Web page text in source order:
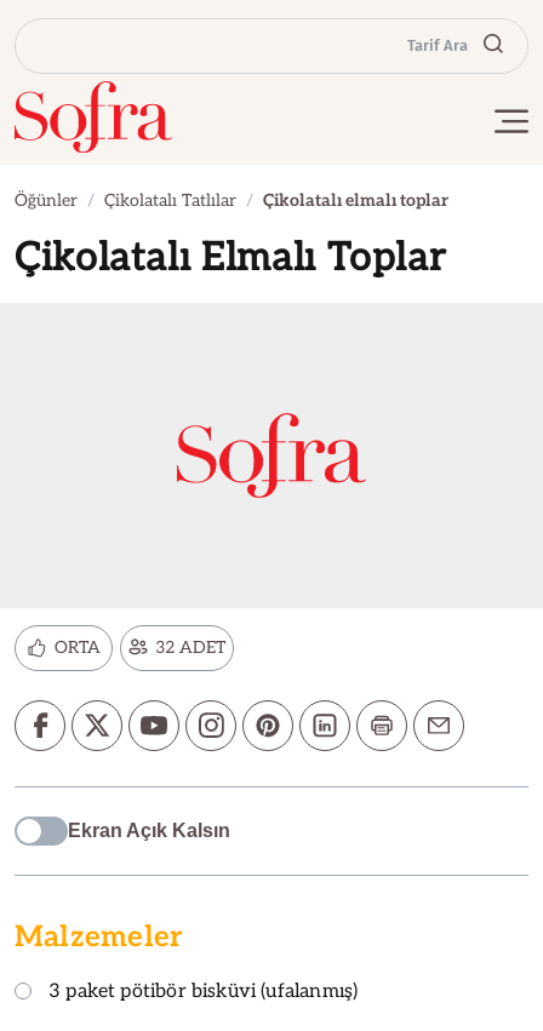
Tarif Ara
Öğünler Çikolatalı Tatlılar Çikolatalı elmalı toplar
Çikolatalı Elmalı Toplar
ORTA 32 ADET
Ekran Açık Kalsın
Malzemeler
3 paket pötibör bisküvi (ufalanmış)